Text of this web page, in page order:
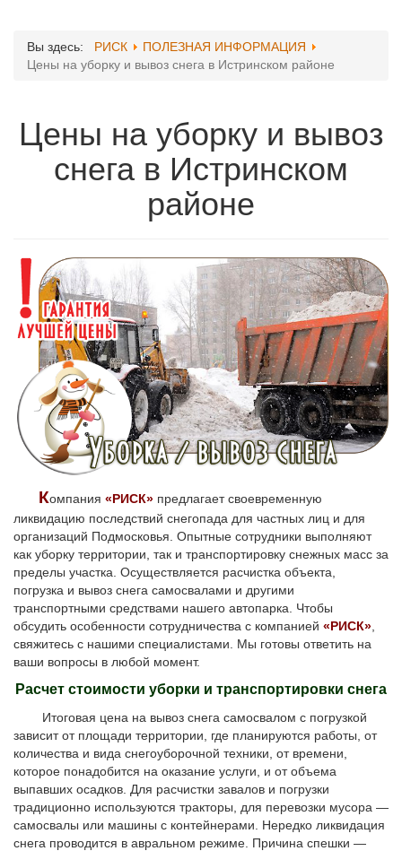
Вы здесь: РИСК
ПОЛЕЗНАЯ ИНФОРМАЦИЯ
Цены на уборку и вывоз снега в Истринском районе
Цены на уборку и вывоз
снега в Истринском
районе
Компания «РИСК» предлагает своевременную
ликвидацию последствий снегопада для частных лиц и для
организаций Подмосковья. Опытные сотрудники выполняют
как уборку территории, так и транспортировку снежных масс за
пределы участка. Осуществляется расчистка объекта,
погрузка и вывоз снега самосвалами и другими
транспортными средствами нашего автопарка. Чтобы
обсудить особенности сотрудничества с компанией «РИСК»
свяжитесь с нашими специалистами. Мы готовы ответить на
ваши вопросы в любой момент.
Расчет стоимости уборки и транспортировки снега
Итоговая цена на вывоз снега самосвалом с погрузкой
зависит от площади территории, где планируются работы, от
количества и вида снегоуборочной техники, от времени,
которое понадобится на оказание услуги, и от объема
выпавших осадков. Для расчистки завалов и погрузки
традиционно используются тракторы, для перевозки мусора —
самосвалы или машины с контейнерами. Нередко ликвидация
снега проводится в авральном режиме. Причина спешки —